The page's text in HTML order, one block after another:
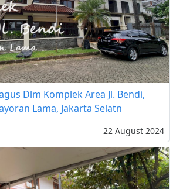
Dlm Komplek Area Jl. Bendi,
Lama, Jakarta Selatn
22 August 2024